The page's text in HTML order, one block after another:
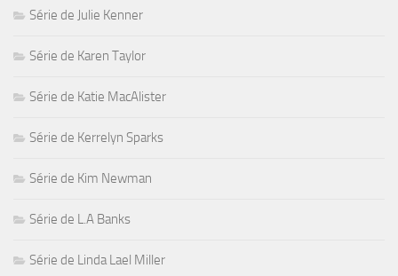
Série de Julie Kenner
Série de Karen Taylor
Série de Katie MacAlister
Série de Kerrelyn Sparks
Série de Kim Newman
Série de L.A Banks
Série de Linda Lael Miller